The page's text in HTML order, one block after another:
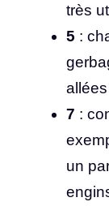
très
5 :
7 :
un